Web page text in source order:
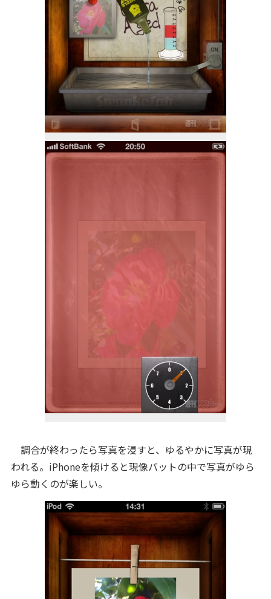
調合が終わったら写真を浸すと、ゆるやかに写真が現
われる。iPhoneを傾けると現像バットの中で写真がゆら
ゆら動くのが楽しい。